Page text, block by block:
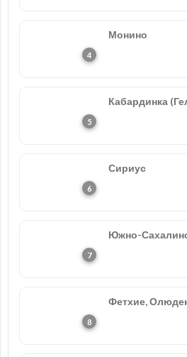
Монино
Кабардинка
Сириус
Южно-
Фетхие,